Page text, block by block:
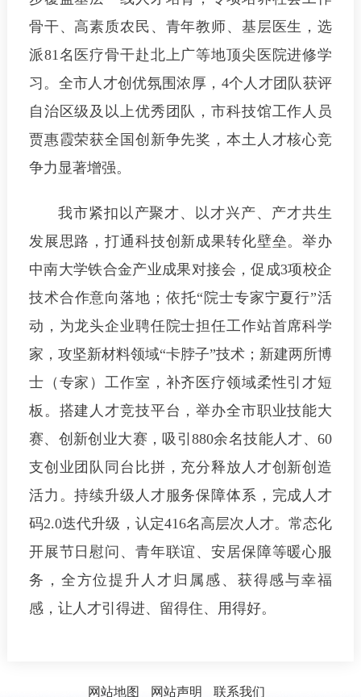
骨干、高素质农民、青年教师、基层医生，选
派81名医疗骨干赴北上广等地顶尖医院进修学
习。全市人才创优氛围浓厚，4个人才团队获评
自治区级及以上优秀团队，市科技馆工作人员
贾惠霞荣获全国创新争先奖，本土人才核心竞
争力显著增强。
我市紧扣以产聚才、以才兴产、产才共生
发展思路，打通科技创新成果转化壁垒。举办
中南大学铁合金产业成果对接会，促成3项校企
技术合作意向落地；依托“院士专家宁夏行”活
动，为龙头企业聘任院士担任工作站首席科学
家，攻坚新材料领域“卡脖子”技术；新建两所博
士（专家）工作室，补齐医疗领域柔性引才短
板。搭建人才竞技平台，举办全市职业技能大
赛、创新创业大赛，吸引880余名技能人才、60
支创业团队同台比拼，充分释放人才创新创造
活力。持续升级人才服务保障体系，完成人才
码2.0迭代升级，认定416名高层次人才。常态化
开展节日慰问、青年联谊、安居保障等暖心服
务，全方位提升人才归属感、获得感与幸福
感，让人才引得进、留得住、用得好。
网站地图 网站声明 联系我们